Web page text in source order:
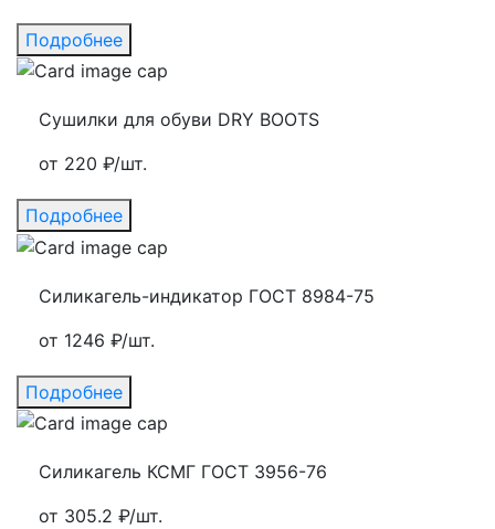
Подробнее
Сушилки для обуви DRY BOOTS
от 220 ₽/шт.
Подробнее
Силикагель-индикатор ГОСТ 8984-75
от 1246 ₽/шт.
Подробнее
Силикагель КСМГ ГОСТ 3956-76
от 305.2 ₽/шт.